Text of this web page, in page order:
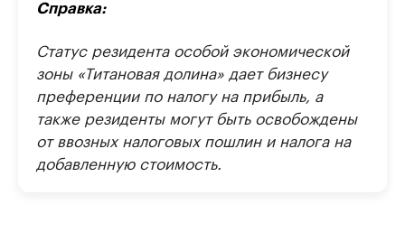
Справка:
Статус резидента особой экономической
зоны «Титановая долина» дает бизнесу
преференции по налогу на прибыль, а
также резиденты могут быть освобождены
от ввозных налоговых пошлин и налога на
добавленную стоимость.